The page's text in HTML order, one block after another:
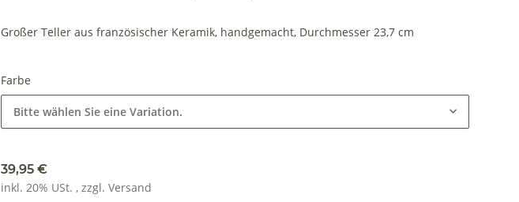
Großer Teller aus französischer Keramik, handgemacht, Durchmesser 23,7 cm
Farbe
Bitte wählen Sie eine Variation.
39,95 €
inkl. 20% USt. , zzgl. Versand